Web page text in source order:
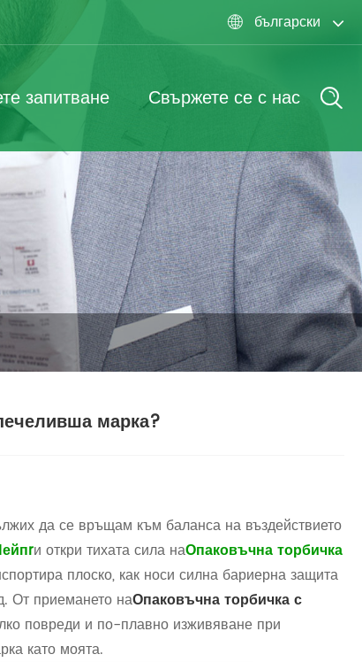
 български
запитване Свържете се с нас
марка?
да се връщам към баланса на въздействието
rи откри тихата сила наОпаковъчна торбичка
плоско, как носи силна бариерна защита
От приемането наОпаковъчна торбичка с
повреди и по-плавно изживяване при
като моята.